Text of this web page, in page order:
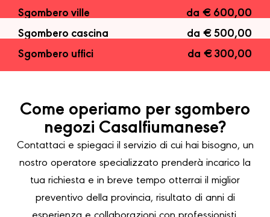
Sgombero ville
da € 600,00
Sgombero cascina
da € 500,00
Sgombero uffici
da € 300,00
Come operiamo per sgombero
negozi Casalfiumanese?
Contattaci e spiegaci il servizio di cui hai bisogno, un
nostro operatore specializzato prenderà incarico la
tua richiesta e in breve tempo otterrai il miglior
preventivo della provincia, risultato di anni di